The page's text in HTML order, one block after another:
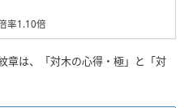
率1.10倍
章は、「対木の心得・極」と「対